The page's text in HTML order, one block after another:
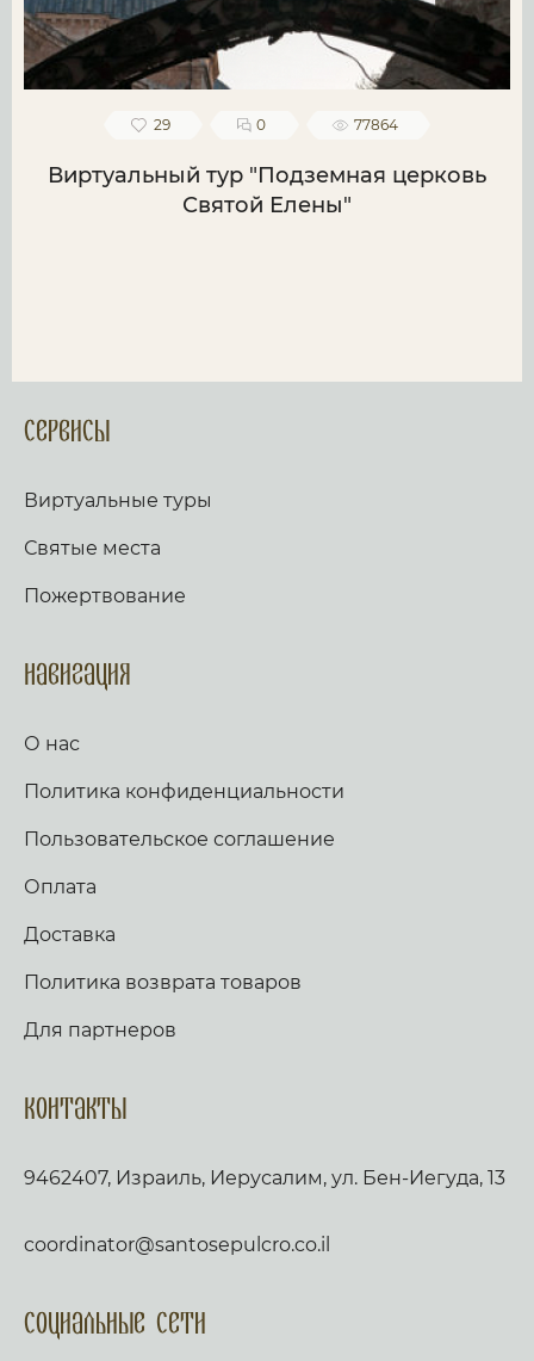
29 0 77864
Виртуальный тур "Подземная церковь
Святой Елены"
Сервисы
Виртуальные туры
Святые места
Пожертвование
Навигация
О нас
Политика конфиденциальности
Пользовательское соглашение
Оплата
Доставка
Политика возврата товаров
Для партнеров
Контакты
9462407, Израиль, Иерусалим, ул. Бен-Иегуда, 13
coordinator@santosepulcro.co.il
Социальные сети